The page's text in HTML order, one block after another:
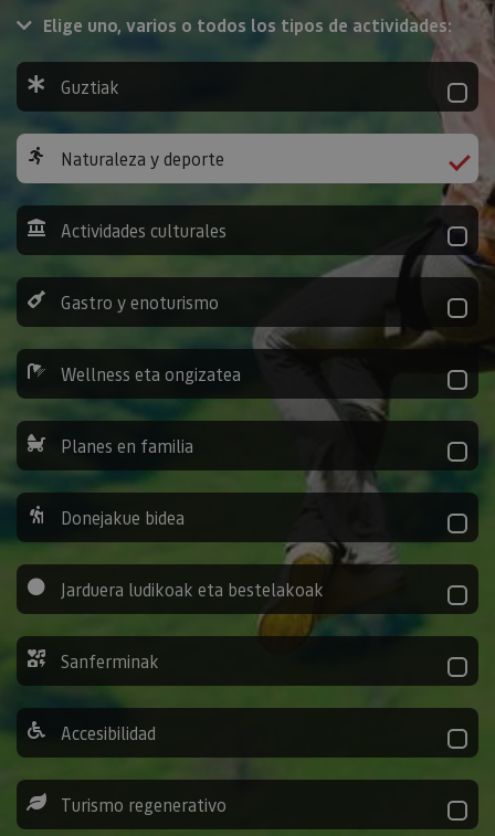
Elige uno, varios o todos los tipos de actividades:
Guztiak
Naturaleza y deporte
Actividades culturales
Gastro y enoturismo
Wellness eta ongizatea
Planes en familia
Donejakue bidea
Jarduera ludikoak eta bestelakoak
Sanferminak
Accesibilidad
Turismo regenerativo